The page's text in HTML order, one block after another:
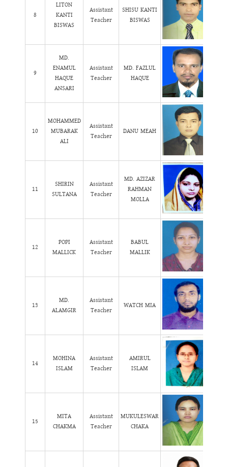
8
LITON
KANTI
BISWAS
Assistant
Teacher
SHISU KANTI
BISWAS
9
MD.
ENAMUL
HAQUE
ANSARI
Assistant
Teacher
MD. FAZLUL
HAQUE
10
MOHAMMED
MUBARAK
ALI
Assistant
Teacher
DANU MEAH
11
SHIRIN
SULTANA
Assistant
Teacher
MD. AZIZAR
RAHMAN
MOLLA
12
POPI
MALLICK
Assistant
Teacher
BABUL
MALLIK
13
MD.
ALAMGIR
Assistant
Teacher
WATCH MIA
14
MOHINA
ISLAM
Assistant
Teacher
AMIRUL
ISLAM
15
MITA
CHAKMA
Assistant
Teacher
MUKULESWAR
CHAKA